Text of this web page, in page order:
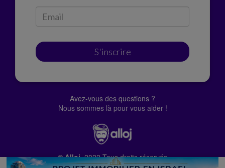
S'inscrire
Avez-vous des questions ?
Nous sommes là pour vous aider !
© Alloj.2022 Tous droits réservés